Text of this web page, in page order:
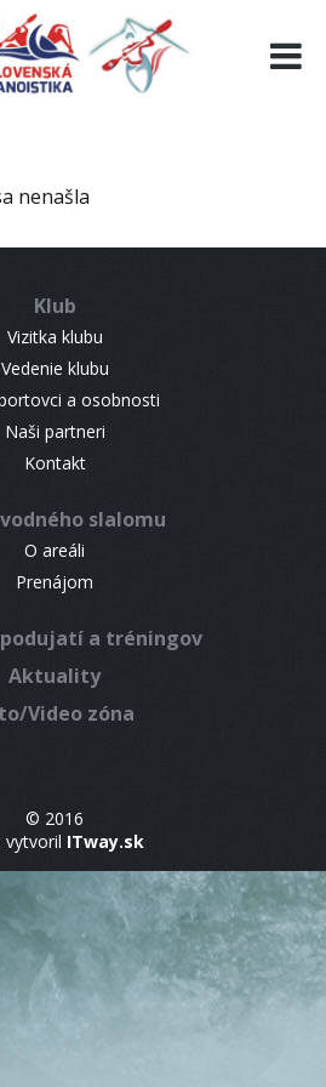
nenašla
Klub
Vizitka klubu
Vedenie klubu
a osobnosti
Naši partneri
Kontakt
slalomu
O areáli
Prenájom
a tréningov
Aktuality
Video zóna
© 2016
vytvoril ITway.sk
EURO 19
INFO
RESULTS
CONTACT